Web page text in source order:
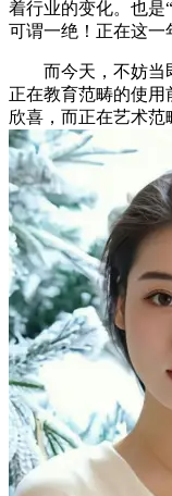
着行业的变化。也是
可谓一绝！正在这一
而今天，不妨当
正在教育范畴的使
欣喜，而正在艺术